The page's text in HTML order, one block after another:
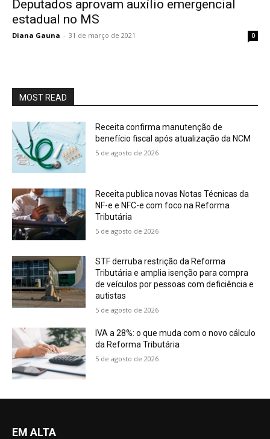
Deputados aprovam auxílio emergencial
estadual no MS
Diana Gauna - 31 de março de 2021 0
MOST READ
Receita confirma manutenção de
benefício fiscal após atualização da NCM
5 de agosto de 2026
Receita publica novas Notas Técnicas da
NF-e e NFC-e com foco na Reforma
Tributária
5 de agosto de 2026
STF derruba restrição da Reforma
Tributária e amplia isenção para compra
de veículos por pessoas com deficiência e
autistas
5 de agosto de 2026
IVA a 28%: o que muda com o novo cálculo
da Reforma Tributária
5 de agosto de 2026
EM ALTA